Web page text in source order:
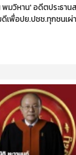
มวิหาน' อดีตประธาน
พื่อปย.ปชช.ทุกชนเผ่า